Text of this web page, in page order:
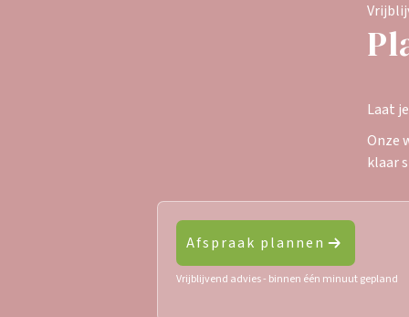
Laat
Onze
klaar
Afspraak plannen
Vrijblijvend advies - binnen één minuut gepland